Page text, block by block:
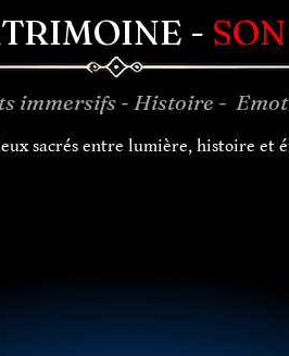
-
immersifs - Histoire -
sacrés entre lumière, histoire et